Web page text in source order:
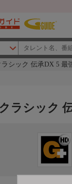
シック 伝承DX 5 最
ラシック